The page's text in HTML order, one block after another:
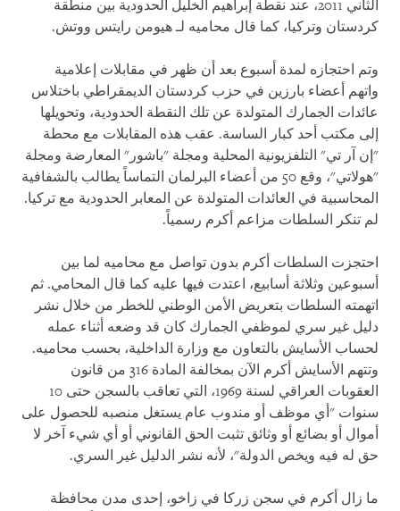
الثاني 2011، عند نقطة إبراهيم الخليل الحدودية بين منطقة
كردستان وتركيا، كما قال محاميه لـ هيومن رايتس ووتش.
وتم احتجازه لمدة أسبوع بعد أن ظهر في مقابلات إعلامية
واتهم أعضاء بارزين في حزب كردستان الديمقراطي باختلاس
عائدات الجمارك المتولدة عن تلك النقطة الحدودية، وتحويلها
إلى مكتب أحد كبار الساسة. عقب هذه المقابلات مع محطة
"إن آر تي" التلفزيونية المحلية ومجلة "باشور" المعارضة ومجلة
"هولاتي"، وقع 50 من أعضاء البرلمان التماساً يطالب بالشفافية
المحاسبية في العائدات المتولدة عن المعابر الحدودية مع تركيا.
لم تنكر السلطات مزاعم أكرم رسمياً.
احتجزت السلطات أكرم بدون تواصل مع محاميه لما بين
أسبوعين وثلاثة أسابيع، اعتدت فيها عليه كما قال المحامي. ثم
اتهمته السلطات بتعريض الأمن الوطني للخطر من خلال نشر
دليل غير سري لموظفي الجمارك كان قد وضعه أثناء عمله
لحساب الأسايش بالتعاون مع وزارة الداخلية، بحسب محاميه.
وتتهم الأسايش أكرم الآن بمخالفة المادة 316 من قانون
العقوبات العراقي لسنة 1969، التي تعاقب بالسجن حتى 10
سنوات "أي موظف أو مندوب عام يستغل منصبه للحصول على
أموال أو بضائع أو وثائق تثبت الحق القانوني أو أي شيء آخر لا
حق له فيه ويخص الدولة"، لأنه نشر الدليل غير السري.
ما زال أكرم في سجن زركا في زاخو، إحدى مدن محافظة